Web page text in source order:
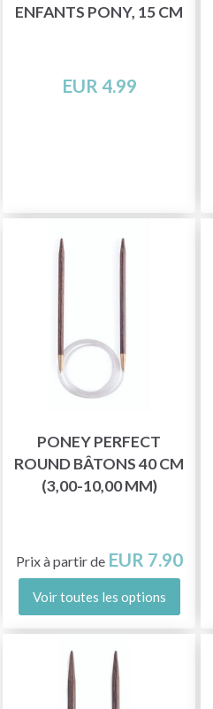
ENFANTS PONY, 15 CM
EUR 4.99
PONEY PERFECT
ROUND BÂTONS 40 CM
(3,00-10,00 MM)
Prix à partir de EUR 7.90
Voir toutes les options